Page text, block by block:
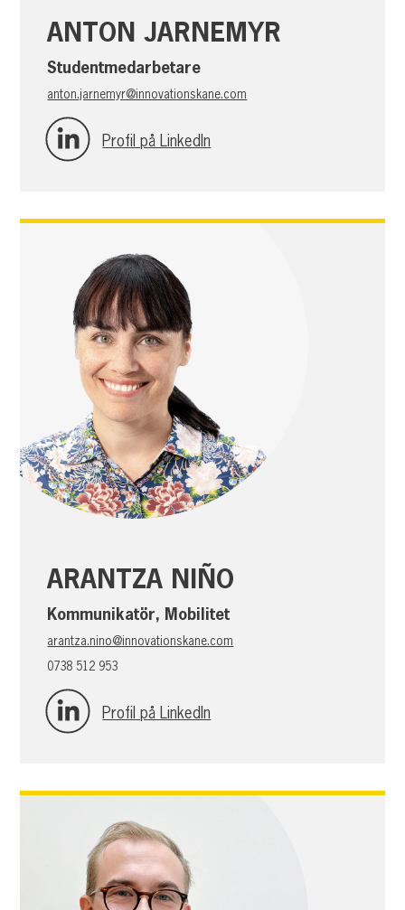
ANTON JARNEMYR
Studentmedarbetare
anton.jarnemyr@innovationskane.com
Profil på LinkedIn
ARANTZA NIÑO
Kommunikatör, Mobilitet
arantza.nino@innovationskane.com
0738 512 953
Profil på LinkedIn